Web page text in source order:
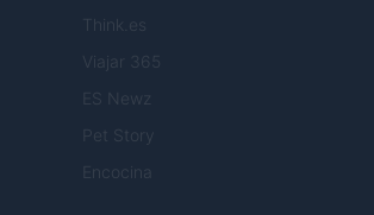
Think.es
Viajar 365
ES Newz
Pet Story
Encocina